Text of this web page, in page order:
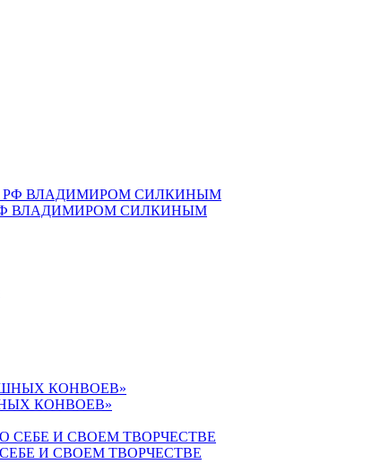
ВЛАДИМИРОМ СИЛКИНЫМ
КОНВОЕВ»
И СВОЕМ ТВОРЧЕСТВЕ